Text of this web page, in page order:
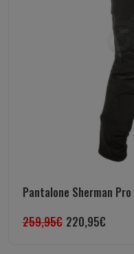
Pantalone Sherman Pro
259,95€ 220,95€